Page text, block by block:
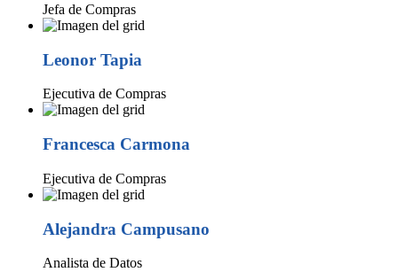
Jefa de Compras
Leonor Tapia
Ejecutiva de Compras
Francesca Carmona
Ejecutiva de Compras
Alejandra Campusano
Analista de Datos